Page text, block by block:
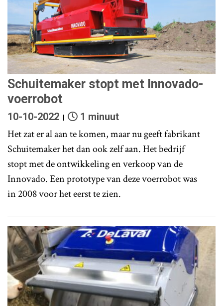
Schuitemaker stopt met Innovado-
voerrobot
10-10-2022 1 minuut
Het zat er al aan te komen, maar nu geeft fabrikant
Schuitemaker het dan ook zelf aan. Het bedrijf
stopt met de ontwikkeling en verkoop van de
Innovado. Een prototype van deze voerrobot was
in 2008 voor het eerst te zien.